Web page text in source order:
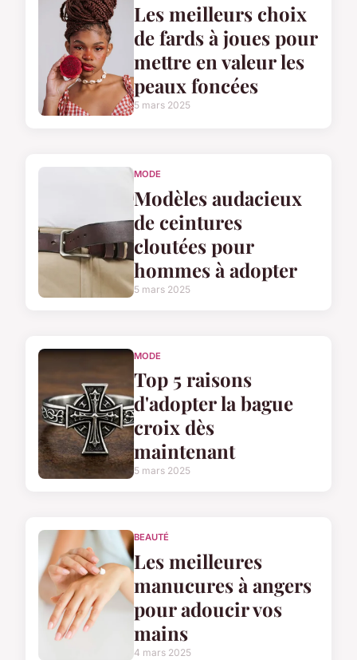
Les meilleurs choix
de fards à joues pour
mettre en valeur les
peaux foncées
5 mars 2025
MODE
Modèles audacieux
de ceintures
cloutées pour
hommes à adopter
5 mars 2025
MODE
Top 5 raisons
d'adopter la bague
croix dès
maintenant
5 mars 2025
BEAUTÉ
Les meilleures
manucures à angers
pour adoucir vos
mains
4 mars 2025